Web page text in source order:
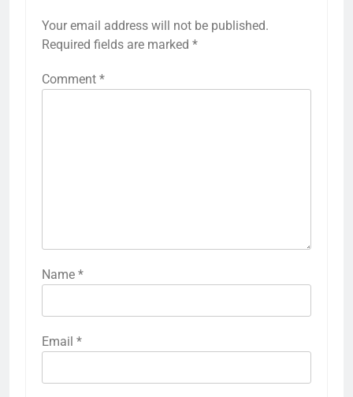
Your email address will not be published.
Required fields are marked *
Comment *
Name *
Email *